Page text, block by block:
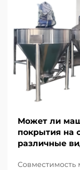
Может ли
покрытия на
различные
Совместимость